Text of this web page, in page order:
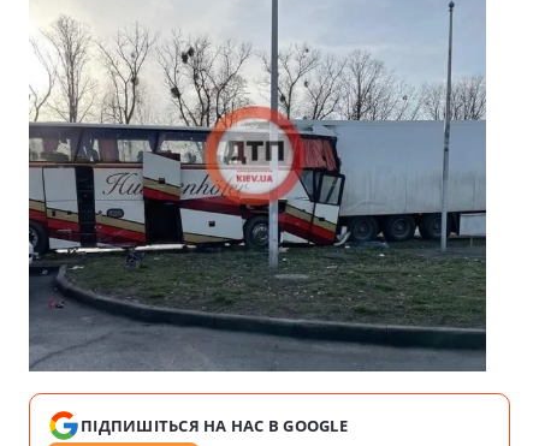
ПІДПИШІТЬСЯ НА НАС В GOOGLE